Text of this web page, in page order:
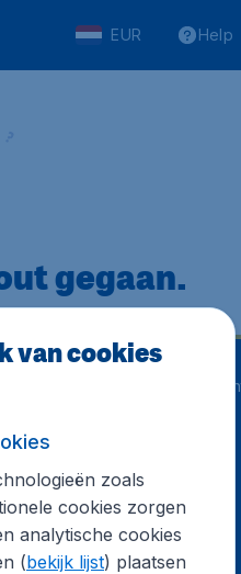
EUR Help
gegaan.
sites
van cookies
zoals
cookies zorgen
analytische cookies
(bekijk lijst) plaatsen